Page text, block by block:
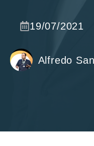
19/07/2021
Alfredo